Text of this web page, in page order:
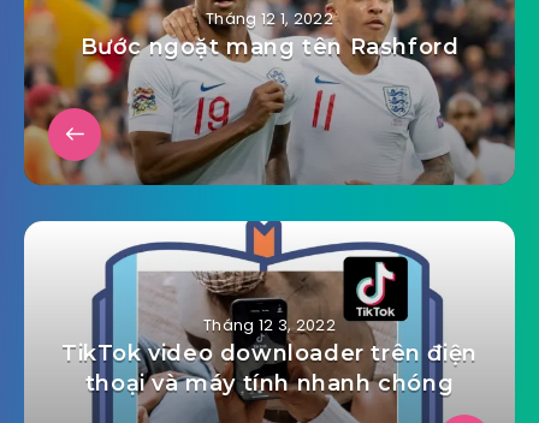
Tháng 12 1, 2022
Bước ngoặt mang tên Rashford
Tháng 12 3, 2022
TikTok video downloader trên điện
thoại và máy tính nhanh chóng